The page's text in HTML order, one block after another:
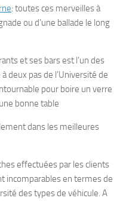
: toutes ces merveilles à
ou d’une ballade le long
et ses bars est l’un des
deux pas de l’Université de
pour boire un verre
bonne table
dans les meilleures
effectuées par les clients
incomparables en termes de
des types de véhicule. A